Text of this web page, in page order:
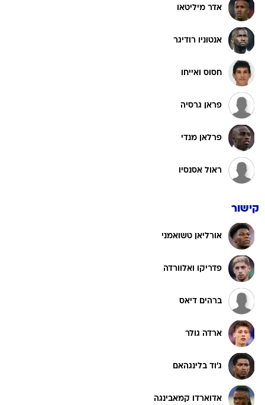
אדר מיליטאו
אנטוניו רודיגר
חסוס ואייחו
פראן גרסיה
פרלאן מנדי
ראול אסנסיו
קישור
אורליאן טשואמני
פדריקו ואלוורדה
ברהים דיאס
ארדה גולר
ג'וד בלינגהאם
אדוארדו קמאבינגה